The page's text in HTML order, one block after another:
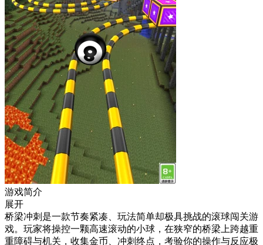
游戏简介
展开
桥梁冲刺是一款节奏紧凑、玩法简单却极具挑战的滚球闯关游
戏。玩家将操控一颗高速滚动的小球，在狭窄的桥梁上跨越重
重障碍与机关，收集金币、冲刺终点，考验你的操作与反应极